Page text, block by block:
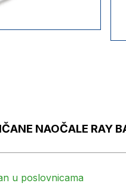
NAOČALE RAY
u poslovnicama